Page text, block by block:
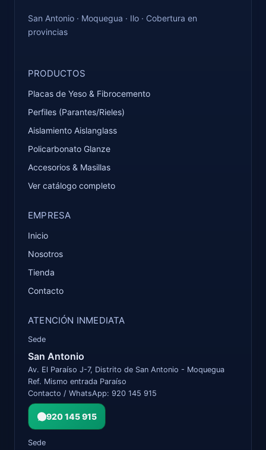
San Antonio · Moquegua · Ilo · Cobertura en
provincias
PRODUCTOS
Placas de Yeso & Fibrocemento
Perfiles (Parantes/Rieles)
Aislamiento Aislanglass
Policarbonato Glanze
Accesorios & Masillas
Ver catálogo completo
EMPRESA
Inicio
Nosotros
Tienda
Contacto
ATENCIÓN INMEDIATA
Sede
San Antonio
Av. El Paraíso J-7, Distrito de San Antonio - Moquegua
Ref. Mismo entrada Paraíso
Contacto / WhatsApp: 920 145 915
920 145 915
Sede